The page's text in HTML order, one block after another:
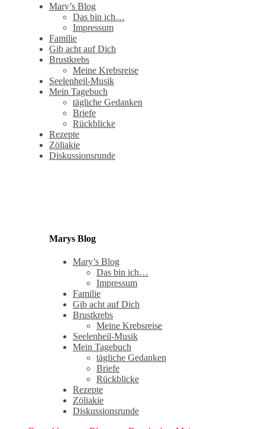
Mary’s Blog
Das bin ich…
Impressum
Familie
Gib acht auf Dich
Brustkrebs
Meine Krebsreise
Seelenheil-Musik
Mein Tagebuch
tägliche Gedanken
Briefe
Rückblicke
Rezepte
Zöliakie
Diskussionsrunde
Marys Blog
Mary’s Blog
Das bin ich…
Impressum
Familie
Gib acht auf Dich
Brustkrebs
Meine Krebsreise
Seelenheil-Musik
Mein Tagebuch
tägliche Gedanken
Briefe
Rückblicke
Rezepte
Zöliakie
Diskussionsrunde